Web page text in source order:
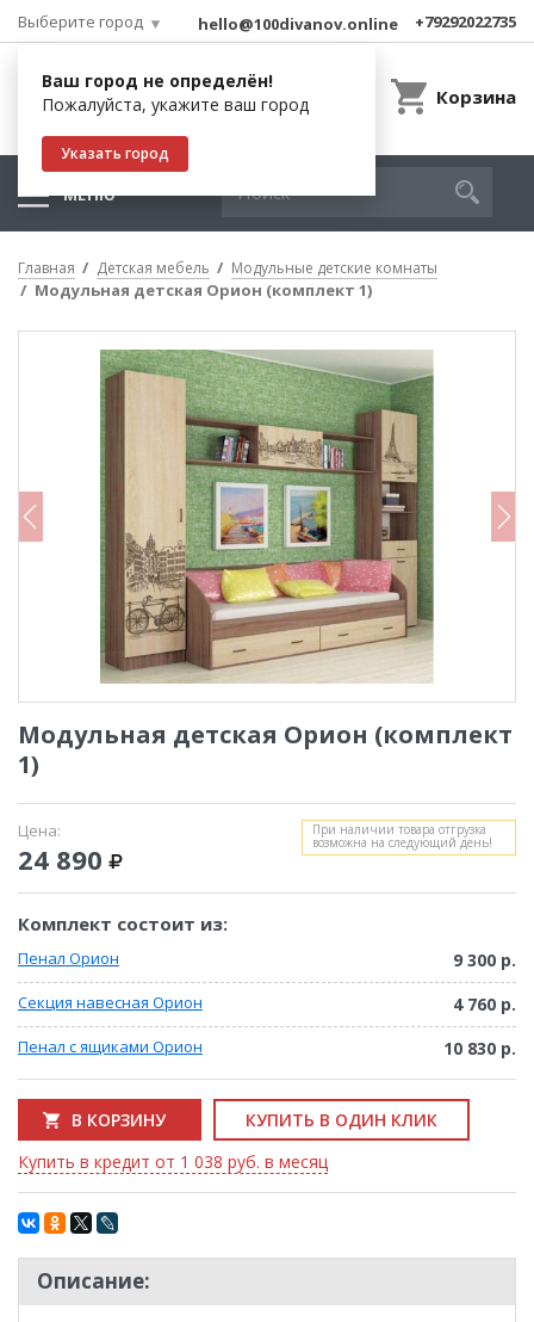
Выберите город
Ваш город не определён!
Пожалуйста, укажите ваш город
Указать город
hello@100divanov.online +79292022735
Корзина
МЕНЮ
Главная Детская мебель Модульные детские комнаты
Модульная детская Орион (комплект 1)
Модульная детская Орион (комплект
1)
Цена:
24 890
При наличии товара отгрузка
возможна на следующий день!
Комплект состоит из:
Пенал Орион 9 300 р.
Секция навесная Орион 4 760 р.
Пенал с ящиками Орион 10 830 р.
В КОРЗИНУ
КУПИТЬ В ОДИН КЛИК
Купить в кредит от 1 038 руб. в месяц
Описание: